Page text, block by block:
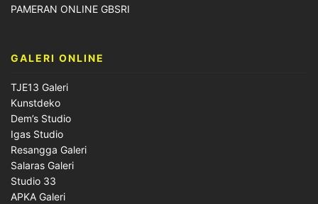
PAMERAN ONLINE GBSRI
GALERI ONLINE
TJE13 Galeri
Kunstdeko
Dem’s Studio
Igas Studio
Resangga Galeri
Salaras Galeri
Studio 33
APKA Galeri